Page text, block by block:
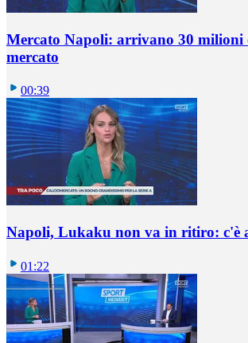
Mercato Napoli: arrivano 30 milioni
mercato
00:39
Napoli, Lukaku non va in ritiro: c'è
01:22